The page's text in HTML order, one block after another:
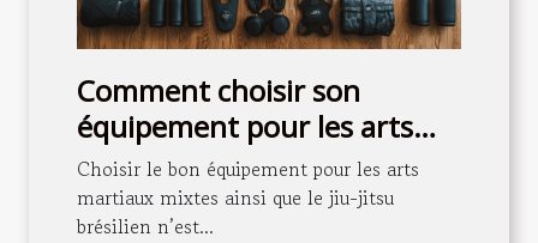
Comment choisir son
équipement pour les arts
martiaux mixtes et le jiu-
jitsu brésilien ?
Choisir le bon équipement pour les arts
martiaux mixtes ainsi que le jiu-jitsu
brésilien n’est...